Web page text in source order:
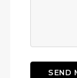
SEND